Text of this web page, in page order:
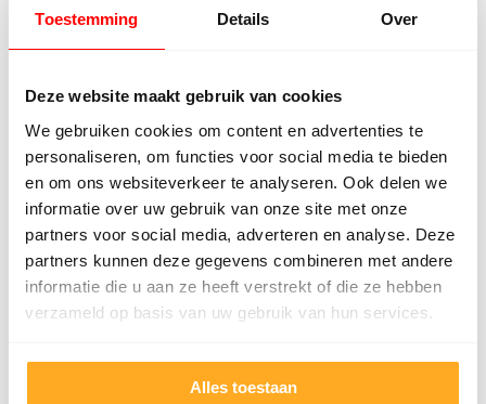
Toestemming Details Over
Deze website maakt gebruik van cookies
We gebruiken cookies om content en advertenties te
personaliseren, om functies voor social media te bieden
en om ons websiteverkeer te analyseren. Ook delen we
informatie over uw gebruik van onze site met onze
partners voor social media, adverteren en analyse. Deze
partners kunnen deze gegevens combineren met andere
informatie die u aan ze heeft verstrekt of die ze hebben
verzameld op basis van uw gebruik van hun services.
Alles toestaan
meedenkend en tegemoetkomend
personeel! Bedankt!
9/10